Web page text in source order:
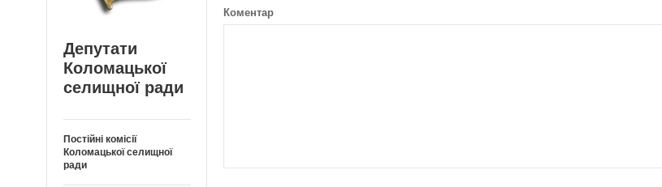
Коментар
Депутати
Коломацької
селищної ради
Постійні комісії
Коломацької селищної
ради